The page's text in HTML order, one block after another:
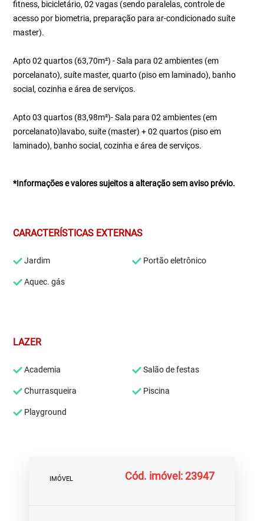
fitness, bicicletário, 02 vagas (sendo paralelas, controle de
acesso por biometria, preparação para ar-condicionado suíte
master).
Apto 02 quartos (63,70m²) - Sala para 02 ambientes (em
porcelanato), suíte master, quarto (piso em laminado), banho
social, cozinha e área de serviços.
Apto 03 quartos (83,98m²)- Sala para 02 ambientes (em
porcelanato)lavabo, suíte (master) + 02 quartos (piso em
laminado), banho social, cozinha e área de serviços.
*Informações e valores sujeitos a alteração sem aviso prévio.
CARACTERÍSTICAS EXTERNAS
Jardim Portão eletrônico
Aquec. gás
LAZER
Academia Salão de festas
Churrasqueira Piscina
Playground
IMÓVEL Cód. imóvel: 23947